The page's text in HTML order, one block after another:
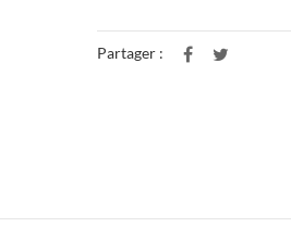
Partager :